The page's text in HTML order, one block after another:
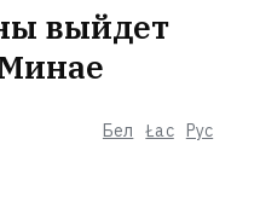
Бел Łac Рус
выйдет
и тот